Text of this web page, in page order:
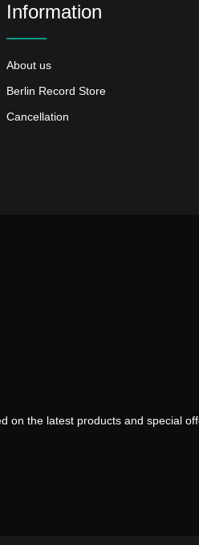
Information
About us
Berlin Record Store
Cancellation
on the latest products and special